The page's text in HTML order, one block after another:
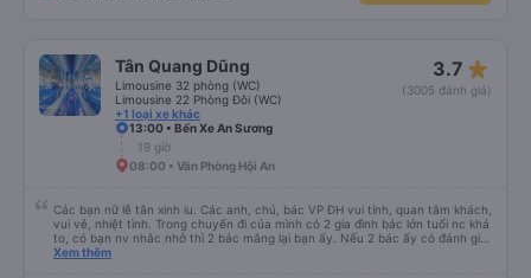
Tân Quang Dũng
Limousine 32 phòng (WC)
Limousine 22 Phòng Đôi (WC)
+1 loại xe khác
3.7 star_rate
(3005 đánh giá)
13:00 • Bến Xe An Sương
19 giờ
08:00 • Văn Phòng Hội An
Các bạn nữ lễ tân xinh iu. Các anh, chú, bác VP ĐH vui tính, quan tâm khách,
vui vẻ, nhiệt tình. Trong chuyến đi của mình có 2 gia đình bác lớn tuổi nc khá
to, có bạn nv nhắc nhở thì 2 bác mắng lại bạn ấy. Nếu 2 bác ấy có đánh giá
xấu thì mình ngược lại nha. Bạn ấy nhắc nhở rất đúng. 2 bác nói rất to. To
Xem thêm